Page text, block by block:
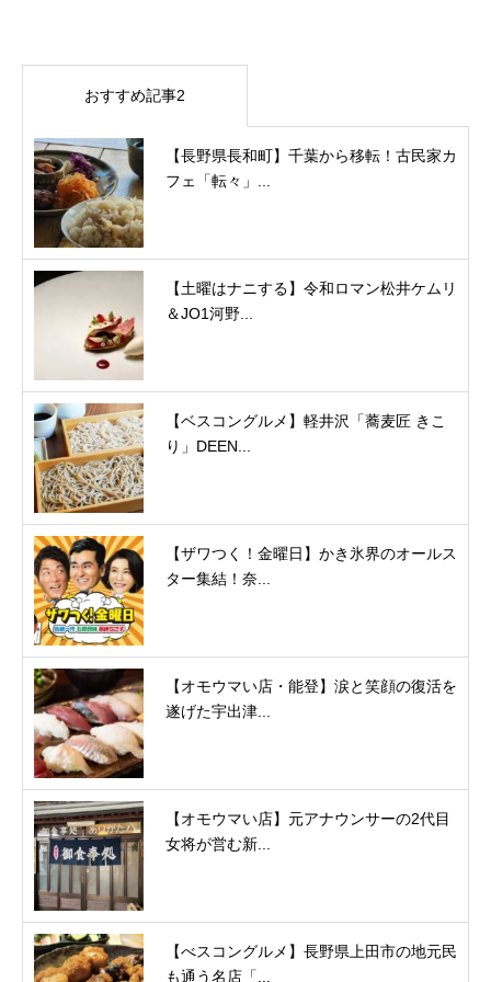
おすすめ記事2
【長野県長和町】千葉から移転！古民家カ
フェ「転々」...
【土曜はナニする】令和ロマン松井ケムリ
＆JO1河野...
【ベスコングルメ】軽井沢「蕎麦匠 きこ
り」DEEN...
【ザワつく！金曜日】かき氷界のオールス
ター集結！奈...
【オモウマい店・能登】涙と笑顔の復活を
遂げた宇出津...
【オモウマい店】元アナウンサーの2代目
女将が営む新...
【べスコングルメ】長野県上田市の地元民
も通う名店「...